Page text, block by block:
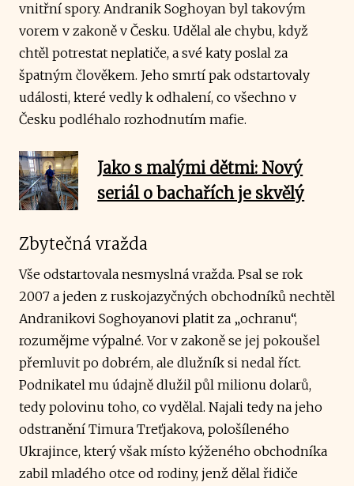
vnitřní spory. Andranik Soghoyan byl takovým
vorem v zakoně v Česku. Udělal ale chybu, když
chtěl potrestat neplatiče, a své katy poslal za
špatným člověkem. Jeho smrtí pak odstartovaly
události, které vedly k odhalení, co všechno v
Česku podléhalo rozhodnutím mafie.
Jako s malými dětmi: Nový
seriál o bachařích je skvělý
Zbytečná vražda
Vše odstartovala nesmyslná vražda. Psal se rok
2007 a jeden z ruskojazyčných obchodníků nechtěl
Andranikovi Soghoyanovi platit za „ochranu“,
rozumějme výpalné. Vor v zakoně se jej pokoušel
přemluvit po dobrém, ale dlužník si nedal říct.
Podnikatel mu údajně dlužil půl milionu dolarů,
tedy polovinu toho, co vydělal. Najali tedy na jeho
odstranění Timura Treťjakova, pološíleného
Ukrajince, který však místo kýženého obchodníka
zabil mladého otce od rodiny, jenž dělal řidiče